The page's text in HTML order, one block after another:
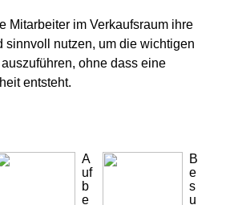
Mitarbeiter im Verkaufsraum ihre
sinnvoll nutzen, um die wichtigen
ohne dass eine
entsteht.
A
uf
b
e
B
e
s
u